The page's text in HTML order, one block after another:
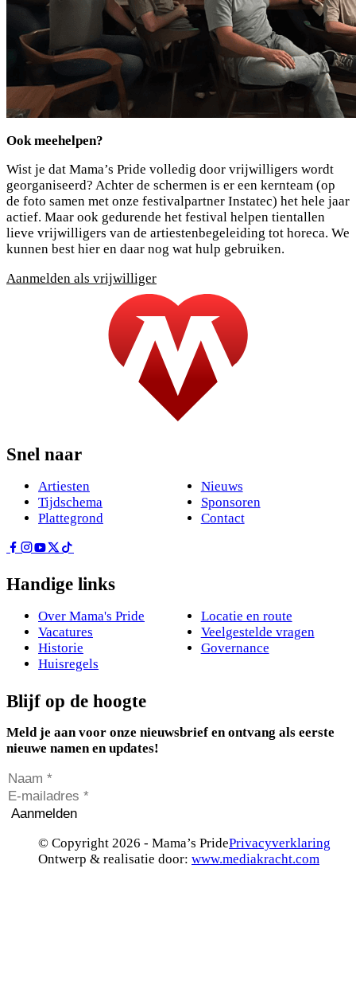
Ook meehelpen?
Wist je dat Mama’s Pride volledig door vrijwilligers wordt
georganiseerd? Achter de schermen is er een kernteam (op
de foto samen met onze festivalpartner Instatec) het hele jaar
actief. Maar ook gedurende het festival helpen tientallen
lieve vrijwilligers van de artiestenbegeleiding tot horeca. We
kunnen best hier en daar nog wat hulp gebruiken.
Aanmelden als vrijwilliger
Snel naar
Artiesten
Tijdschema
Plattegrond
Nieuws
Sponsoren
Contact
Handige links
Over Mama's Pride
Vacatures
Historie
Huisregels
Locatie en route
Veelgestelde vragen
Governance
Blijf op de hoogte
Meld je aan voor onze nieuwsbrief en ontvang als eerste
nieuwe namen en updates!
Aanmelden
© Copyright 2026 - Mama’s PridePrivacyverklaring
Ontwerp & realisatie door: www.mediakracht.com